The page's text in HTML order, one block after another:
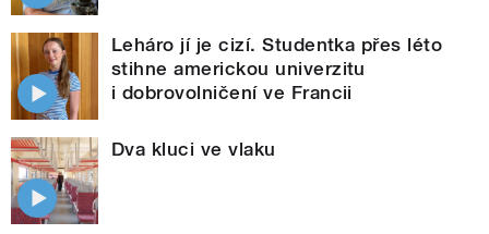
Leháro jí je cizí. Studentka přes léto
stihne americkou univerzitu
i dobrovolničení ve Francii
Dva kluci ve vlaku